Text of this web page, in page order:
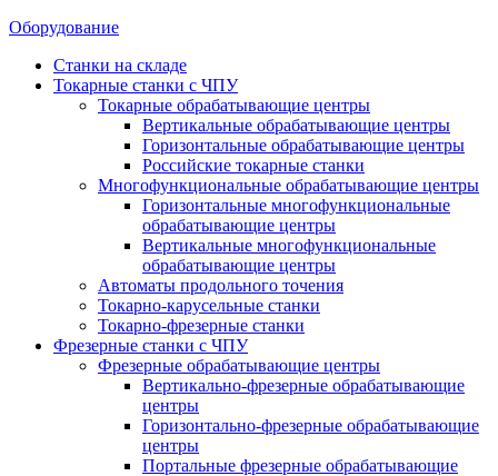
Оборудование
Станки на складе
Токарные станки с ЧПУ
Токарные обрабатывающие центры
Вертикальные обрабатывающие центры
Горизонтальные обрабатывающие центры
Российские токарные станки
Многофункциональные обрабатывающие центры
Горизонтальные многофункциональные
обрабатывающие центры
Вертикальные многофункциональные
обрабатывающие центры
Автоматы продольного точения
Токарно-карусельные станки
Токарно-фрезерные станки
Фрезерные станки с ЧПУ
Фрезерные обрабатывающие центры
Вертикально-фрезерные обрабатывающие
центры
Горизонтально-фрезерные обрабатывающие
центры
Портальные фрезерные обрабатывающие